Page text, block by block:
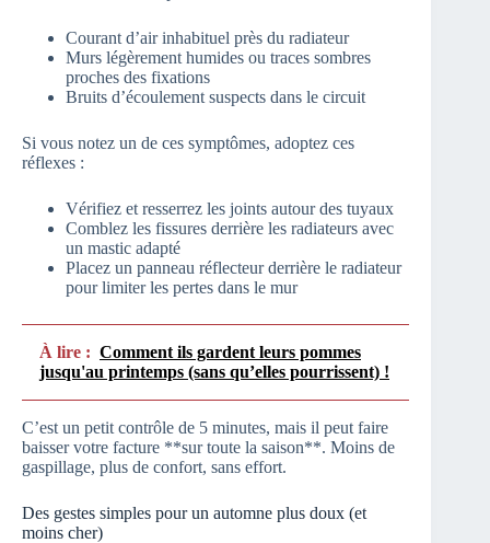
Courant d’air inhabituel près du radiateur
Murs légèrement humides ou traces sombres
proches des fixations
Bruits d’écoulement suspects dans le circuit
Si vous notez un de ces symptômes, adoptez ces
réflexes :
Vérifiez et resserrez les joints autour des tuyaux
Comblez les fissures derrière les radiateurs avec
un mastic adapté
Placez un panneau réflecteur derrière le radiateur
pour limiter les pertes dans le mur
À lire : Comment ils gardent leurs pommes
jusqu'au printemps (sans qu’elles pourrissent) !
C’est un petit contrôle de 5 minutes, mais il peut faire
baisser votre facture **sur toute la saison**. Moins de
gaspillage, plus de confort, sans effort.
Des gestes simples pour un automne plus doux (et
moins cher)